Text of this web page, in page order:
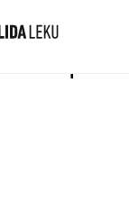
con los